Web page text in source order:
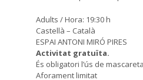
Adults / Hora: 19:30 h
Castellà – Català
ESPAI ANTONI MIRÓ PIRES
Activitat gratuïta.
És obligatori l’ús de
Aforament limitat